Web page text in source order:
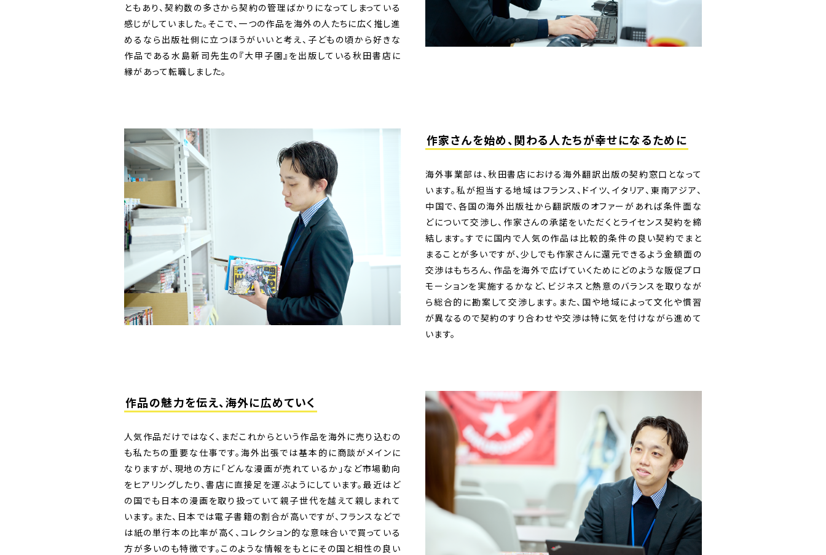
ともあり、契約数の多さから契約の管理ばかりになってしまっている
感じがしていました。そこで、一つの作品を海外の人たちに広く推し進
めるなら出版社側に立つほうがいいと考え、子どもの頃から好きな
作品である水島新司先生の『大甲子園』を出版している秋田書店に
縁があって転職しました。
作家さんを始め、関わる人たちが幸せになるために
海外事業部は、秋田書店における海外翻訳出版の契約窓口となって
います。私が担当する地域はフランス、ドイツ、イタリア、東南アジア、
中国で、各国の海外出版社から翻訳版のオファーがあれば条件面な
どについて交渉し、作家さんの承諾をいただくとライセンス契約を締
結します。すでに国内で人気の作品は比較的条件の良い契約でまと
まることが多いですが、少しでも作家さんに還元できるよう金額面の
交渉はもちろん、作品を海外で広げていくためにどのような販促プロ
モーションを実施するかなど、ビジネスと熱意のバランスを取りなが
ら総合的に勘案して交渉します。また、国や地域によって文化や慣習
が異なるので契約のすり合わせや交渉は特に気を付けながら進めて
います。
作品の魅力を伝え、海外に広めていく
人気作品だけではなく、まだこれからという作品を海外に売り込むの
も私たちの重要な仕事です。海外出張では基本的に商談がメインに
なりますが、現地の方に「どんな漫画が売れているか」など市場動向
をヒアリングしたり、書店に直接足を運ぶようにしています。最近はど
の国でも日本の漫画を取り扱っていて親子世代を越えて親しまれて
います。また、日本では電子書籍の割合が高いですが、フランスなどで
は紙の単行本の比率が高く、コレクション的な意味合いで買っている
方が多いのも特徴です。このような情報をもとにその国と相性の良い